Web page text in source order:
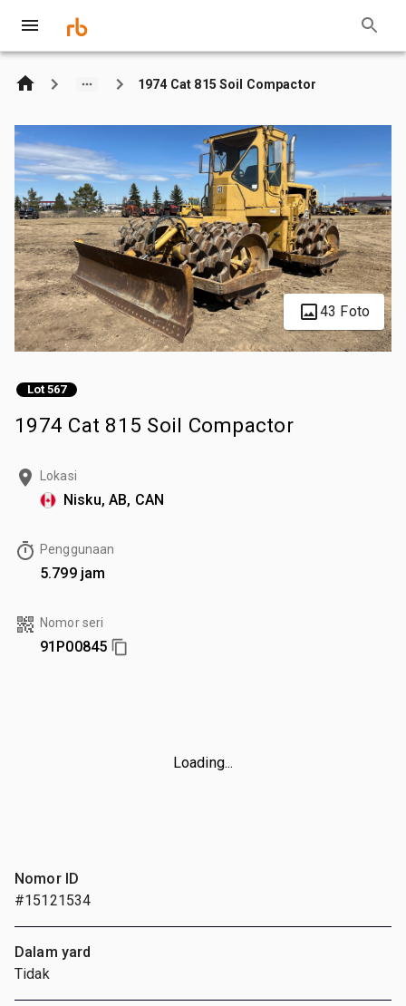
1974 Cat 815 Soil Compactor
43 Foto
Lot 567
1974 Cat 815 Soil Compactor
Lokasi
Nisku, AB, CAN
Penggunaan
5.799 jam
Nomor seri
91P00845
Loading...
Nomor ID
#15121534
Dalam yard
Tidak